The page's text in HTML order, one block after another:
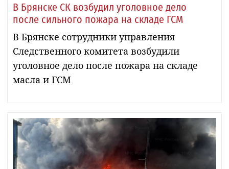
В Брянске СК возбудил уголовное дело
после сильного пожара на складе ГСМ
В Брянске сотрудники управления
Следственного комитета возбудили
уголовное дело после пожара на складе
масла и ГСМ